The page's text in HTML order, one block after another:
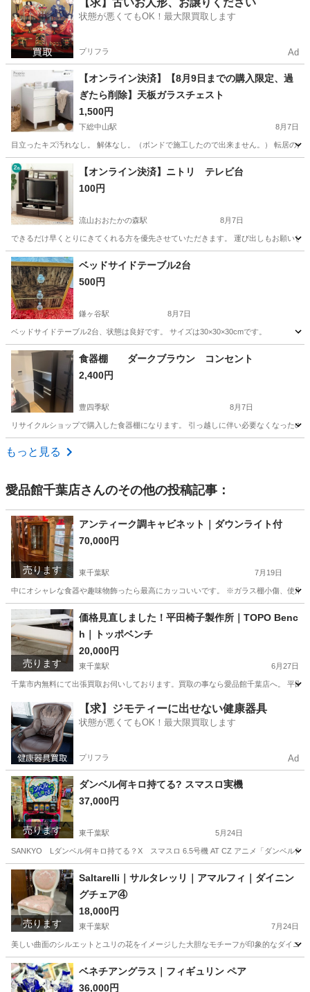
【求】古いお人形、お譲りください
状態が悪くてもOK！最大限買取します
プリフラ Ad
【オンライン決済】【8月9日までの購入限定、過
ぎたら削除】天板ガラスチェスト
1,500円
下総中山駅 8月7日
目立ったキズ汚れなし。 解体なし。（ボンドで施工したので出来ません。） 転居の
千葉 下総中山駅 収納家具
【オンライン決済】ニトリ テレビ台
100円
流山おおたかの森駅 8月7日
できるだけ早くとりにきてくれる方を優先させていただきます。 運び出しもお願い
千葉 千葉市 流山おおたかの森駅 収納家具
ベッドサイドテーブル2台
500円
鎌ヶ谷駅 8月7日
ベッドサイドテーブル2台、状態は良好です。 サイズは30×30×30cmです。
千葉 鎌ケ谷市 鎌ヶ谷駅 テーブル
食器棚 ダークブラウン コンセント
2,400円
豊四季駅 8月7日
リサイクルショップで購入した食器棚になります。 引っ越しに伴い必要なくなった
千葉 柏市
もっと見る
愛品館千葉店さんのその他の投稿記事：
売ります
アンティーク調キャビネット｜ダウンライト付
70,000円
東千葉駅 7月19日
中にオシャレな食器や趣味物飾ったら最高にカッコいいです。 ※ガラス棚小傷、使用
千葉 千葉市 東千葉駅 収納家具 ダウンライト
売ります
価格見直しました！平田椅子製作所｜TOPO Benc
h｜トッポベンチ
20,000円
東千葉駅 6月27日
千葉市内無料にて出張買取お伺いしております。買取の事なら愛品館千葉店へ。 平
千葉 千葉市 東千葉駅 椅子 価格
【求】ジモティーに出せない健康器具
状態が悪くてもOK！最大限買取します
プリフラ Ad
売ります
ダンベル何キロ持てる? スマスロ実機
37,000円
東千葉駅 5月24日
SANKYO Lダンベル何キロ持てる？X スマスロ 6.5号機 AT CZ アニメ「ダンベル何
千葉 千葉市 その他 ダンベル
売ります
Saltarelli｜サルタレッリ｜アマルフィ｜ダイニン
グチェア④
18,000円
東千葉駅 7月24日
美しい曲面のシルエットとユリの花をイメージした大胆なモチーフが印象的なダイニ
千葉 千葉市 東千葉駅 椅子 Saltarelli
ベネチアングラス｜フィギュリン ペア
36,000円